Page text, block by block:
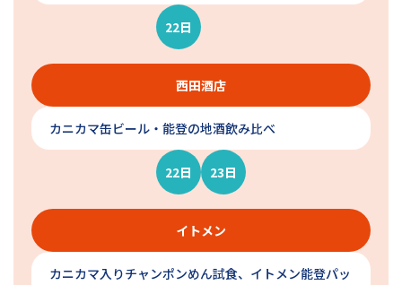
22日
西田酒店
カニカマ缶ビール・能登の地酒飲み比べ
22日 23日
イトメン
カニカマ入りチャンポンめん試食、イトメン能登パッ